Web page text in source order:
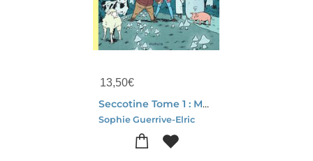
13,50€
Seccotine Tome 1 : Mystere A Champignac
Sophie Guerrive-Elric